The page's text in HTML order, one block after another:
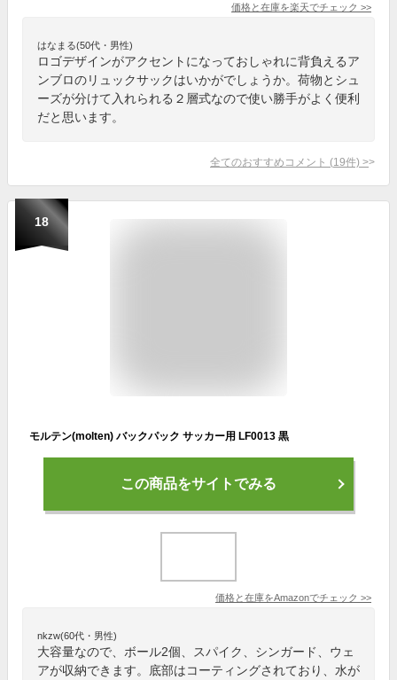
価格と在庫を楽天でチェック >>
はなまる(50代・男性)
ロゴデザインがアクセントになっておしゃれに背負えるア
ンブロのリュックサックはいかがでしょうか。荷物とシュ
ーズが分けて入れられる２層式なので使い勝手がよく便利
だと思います。
全てのおすすめコメント (19件) >
18
モルテン(molten) バックパック サッカー用 LF0013 黒
この商品をサイトでみる
価格と在庫をAmazonでチェック >>
nkzw(60代・男性)
大容量なので、ボール2個、スパイク、シンガード、ウェ
アが収納できます。底部はコーティングされており、水が